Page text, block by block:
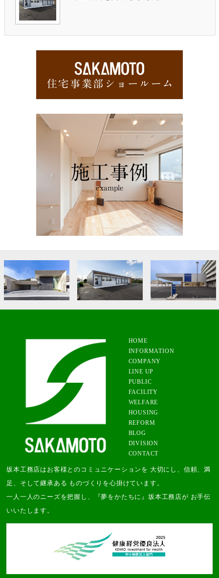
A邸新築工事 友成医院新築工事
HOME
INFORMATION
COMPANY
LINE UP
PUBLIC
FACILITY
WELFARE
HOUSING
REFORM
BLOG
DIVISION
CONTACT
坂本工務店はお客様とのコミュニケーションを 大切にし、信頼、満
足、そして継承ある ものづくりを心掛けています。
一人一人のニーズを把握し、『夢をかたちに』坂本工務店が お手伝
いいたします。